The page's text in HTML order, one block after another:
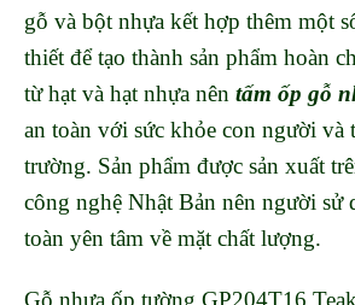
gỗ và bột nhựa kết hợp thêm một
thiết để tạo thành sản phẩm hoàn
từ hạt và hạt nhựa nên tấm ốp gỗ
an toàn với sức khỏe con người
trường. Sản phẩm được sản xuất
công nghệ Nhật Bản nên người sử
toàn yên tâm về mặt chất lượng.
Gỗ nhựa ốp tường GP204T16